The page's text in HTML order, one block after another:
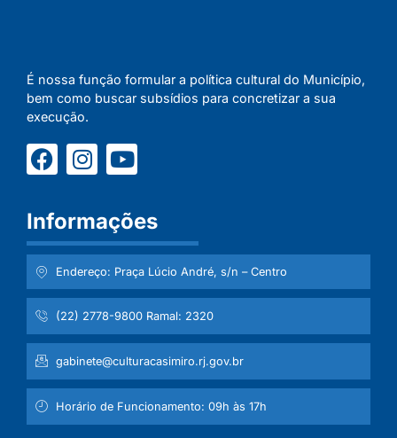
É nossa função formular a política cultural do Município,
bem como buscar subsídios para concretizar a sua
execução.
Informações
Endereço: Praça Lúcio André, s/n – Centro
(22) 2778-9800 Ramal: 2320
gabinete@culturacasimiro.rj.gov.br
Horário de Funcionamento: 09h às 17h